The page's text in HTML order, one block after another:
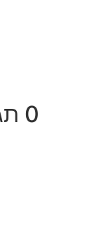
0 תגובות